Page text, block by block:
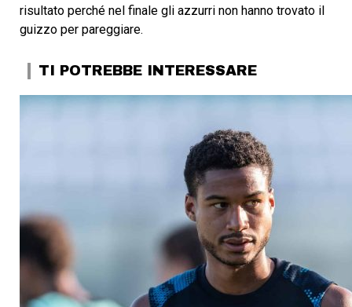
risultato perché nel finale gli azzurri non hanno trovato il
guizzo per pareggiare.
TI POTREBBE INTERESSARE